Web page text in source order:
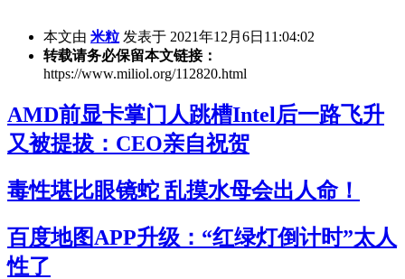
本文由 米粒 发表于 2021年12月6日11:04:02
转载请务必保留本文链接：
https://www.miliol.org/112820.html
AMD前显卡掌门人跳槽Intel后一路飞升
又被提拔：CEO亲自祝贺
毒性堪比眼镜蛇 乱摸水母会出人命！
百度地图APP升级：“红绿灯倒计时”太人
性了